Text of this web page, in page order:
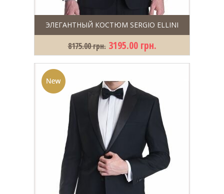
ЭЛЕГАНТНЫЙ КОСТЮМ SERGIO ELLINI
8175.00 грн. 3195.00 грн.